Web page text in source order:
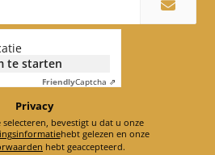
te starten
FriendlyCaptcha ⇗
Privacy
Door doorgaan te selecteren, bevestigt u dat u onze
hebt gelezen en onze
hebt geaccepteerd.